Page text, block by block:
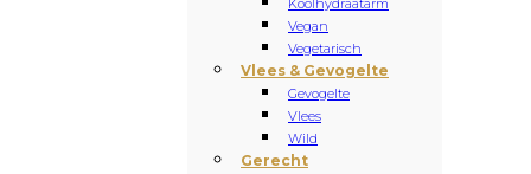
Koolhydraatarm
Vegan
Vegetarisch
Vlees & Gevogelte
Gevogelte
Vlees
Wild
Gerecht